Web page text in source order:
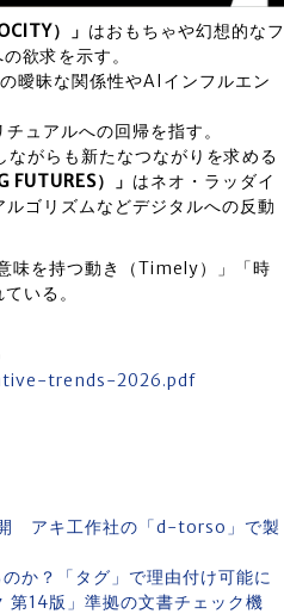
）」 はおもちゃや幻想的なフ
欲求を示す。
曖昧な関係性やAIインフルエン
ュアルへの回帰を指す。
ながらも新たなつながりを求める
FUTURES）」 はネオ・ラッダイ
ゴリズムなどデジタルへの反動
味を持つ動き（Timely）」「時
いる。
trends-2026.pdf
アキ工作社の「d-torso」で製
か？「タグ」で理由付け可能に
14版」準拠の文書チェック機